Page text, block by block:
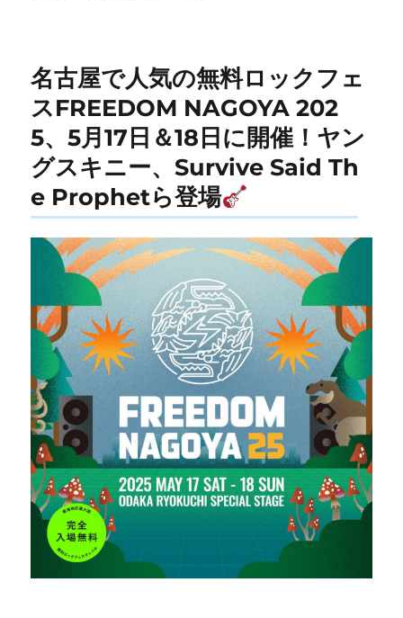
名古屋で人気の無料ロックフェ
スFREEDOM NAGOYA 202
5、5月17日＆18日に開催！ヤン
グスキニー、Survive Said Th
e Prophetら登場